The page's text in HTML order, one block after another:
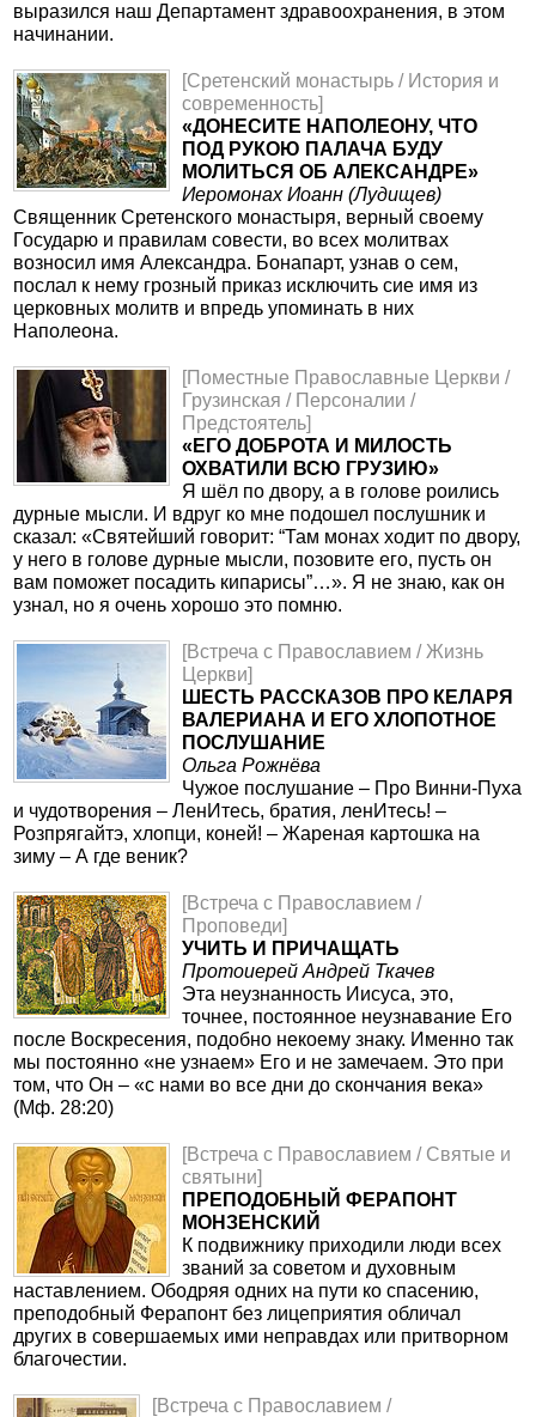
выразился наш Департамент здравоохранения, в этом
начинании.
[Сретенский монастырь / История и
современность]
«ДОНЕСИТЕ НАПОЛЕОНУ, ЧТО
ПОД РУКОЮ ПАЛАЧА БУДУ
МОЛИТЬСЯ ОБ АЛЕКСАНДРЕ»
Иеромонах Иоанн (Лудищев)
Священник Сретенского монастыря, верный своему
Государю и правилам совести, во всех молитвах
возносил имя Александра. Бонапарт, узнав о сем,
послал к нему грозный приказ исключить сие имя из
церковных молитв и впредь упоминать в них
Наполеона.
[Поместные Православные Церкви /
Грузинская / Персоналии /
Предстоятель]
«ЕГО ДОБРОТА И МИЛОСТЬ
ОХВАТИЛИ ВСЮ ГРУЗИЮ»
Я шёл по двору, а в голове роились
дурные мысли. И вдруг ко мне подошел послушник и
сказал: «Святейший говорит: “Там монах ходит по двору,
у него в голове дурные мысли, позовите его, пусть он
вам поможет посадить кипарисы”…». Я не знаю, как он
узнал, но я очень хорошо это помню.
[Встреча с Православием / Жизнь
Церкви]
ШЕСТЬ РАССКАЗОВ ПРО КЕЛАРЯ
ВАЛЕРИАНА И ЕГО ХЛОПОТНОЕ
ПОСЛУШАНИЕ
Ольга Рожнёва
Чужое послушание – Про Винни-Пуха
и чудотворения – ЛенИтесь, братия, ленИтесь! –
Розпрягайтэ, хлопци, коней! – Жареная картошка на
зиму – А где веник?
[Встреча с Православием /
Проповеди]
УЧИТЬ И ПРИЧАЩАТЬ
Протоиерей Андрей Ткачев
Эта неузнанность Иисуса, это,
точнее, постоянное неузнавание Его
после Воскресения, подобно некоему знаку. Именно так
мы постоянно «не узнаем» Его и не замечаем. Это при
том, что Он – «с нами во все дни до скончания века»
(Мф. 28:20)
[Встреча с Православием / Святые и
святыни]
ПРЕПОДОБНЫЙ ФЕРАПОНТ
МОНЗЕНСКИЙ
К подвижнику приходили люди всех
званий за советом и духовным
наставлением. Ободряя одних на пути ко спасению,
преподобный Ферапонт без лицеприятия обличал
других в совершаемых ими неправдах или притворном
благочестии.
[Встреча с Православием /